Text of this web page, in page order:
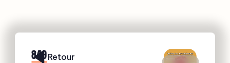
849Retour